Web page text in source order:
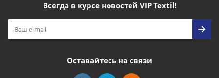
Всегда в курсе новостей VIP Textil!
Оставайтесь на связи